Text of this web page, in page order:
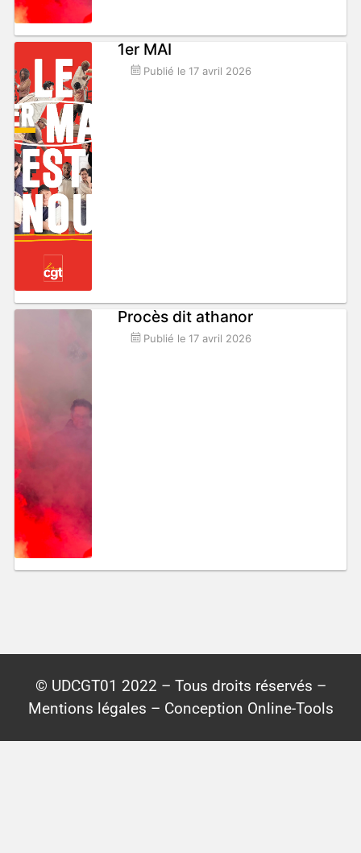
1er MAI
Publié le 17 avril 2026
Procès dit athanor
Publié le 17 avril 2026
© UDCGT01 2022 – Tous droits réservés –
Mentions légales – Conception Online-Tools